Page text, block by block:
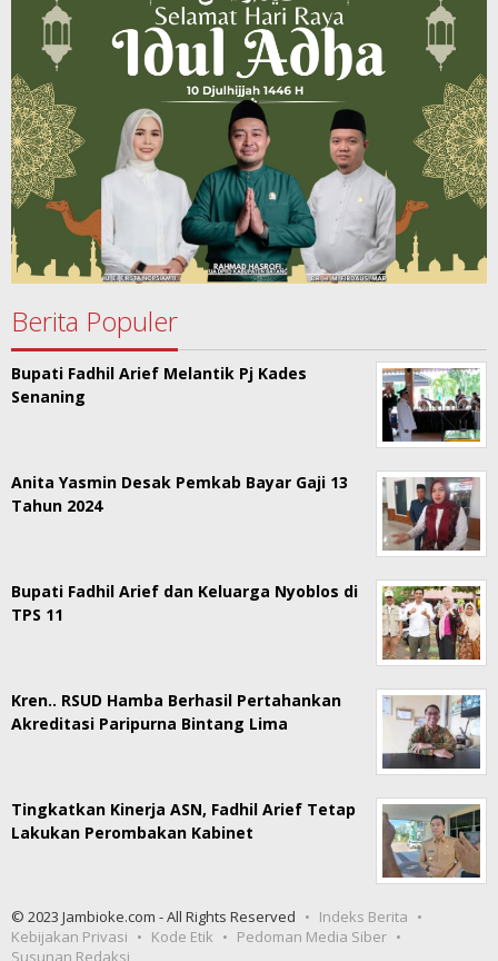
Berita Populer
Bupati Fadhil Arief Melantik Pj Kades
Senaning
Anita Yasmin Desak Pemkab Bayar Gaji 13
Tahun 2024
Bupati Fadhil Arief dan Keluarga Nyoblos di
TPS 11
Kren.. RSUD Hamba Berhasil Pertahankan
Akreditasi Paripurna Bintang Lima
Tingkatkan Kinerja ASN, Fadhil Arief Tetap
Lakukan Perombakan Kabinet
© 2023 Jambioke.com - All Rights Reserved
Indeks Berita
Kebijakan Privasi
Kode Etik
Pedoman Media Siber
Susunan Redaksi